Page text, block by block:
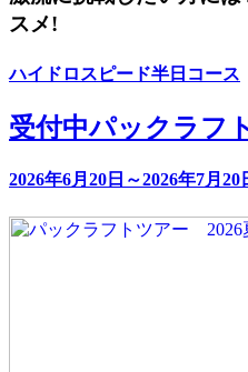
スメ!
ハイドロスピード半日コース
受付中パックラフ
2026年6月20日～2026年7月20